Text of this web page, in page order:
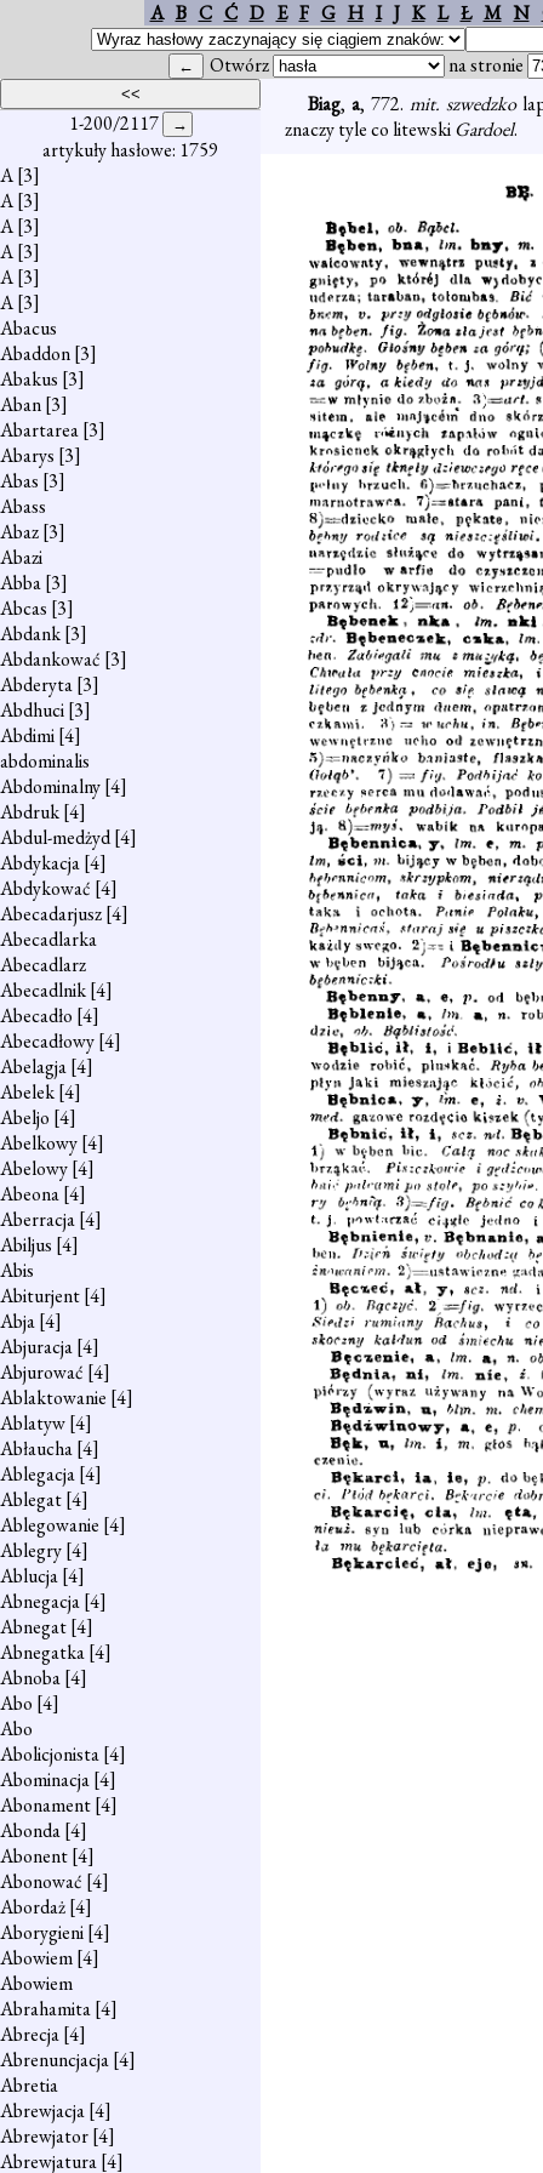
A B C Ć D E F G H I J K L Ł M N
Otwórz na stronie
1-200/2117
artykuły hasłowe: 1759
A[3]
A[3]
A[3]
A[3]
A[3]
A[3]
Abacus
Abaddon[3]
Abakus [3]
Aban[3]
Abartarea[3]
Abarys [3]
Abas [3]
Abass
Abaz[3]
Abazi
Abba[3]
Abcas [3]
Abdank[3]
Abdankować [3]
Abderyta[3]
Abdhuci[3]
Abdimi[4]
abdominalis
Abdominalny[4]
Abdruk[4]
Abdul-medżyd[4]
Abdykacja[4]
Abdykować [4]
Abecadarjusz[4]
Abecadlarka
Abecadlarz
Abecadlnik[4]
Abecadło [4]
Abecadłowy[4]
Abelagja[4]
Abelek[4]
Abeljo [4]
Abelkowy[4]
Abelowy[4]
Abeona[4]
Aberracja[4]
Abiljus [4]
Abis
Abiturjent[4]
Abja[4]
Abjuracja[4]
Abjurować [4]
Ablaktowanie [4]
Ablatyw[4]
Abłaucha[4]
Ablegacja[4]
Ablegat[4]
Ablegowanie [4]
Ablegry[4]
Ablucja[4]
Abnegacja[4]
Abnegat[4]
Abnegatka[4]
Abnoba[4]
Abo [4]
Abo
Abolicjonista[4]
Abominacja[4]
Abonament[4]
Abonda[4]
Abonent[4]
Abonować [4]
Abordaż[4]
Aborygieni[4]
Abowiem[4]
Abowiem
Abrahamita[4]
Abrecja[4]
Abrenuncjacja[4]
Abretia
Abrewjacja[4]
Abrewjator[4]
Abrewjatura[4]
Biag, a, 772.mit. szwedzko
znaczy tyle co litewskiGardoel.